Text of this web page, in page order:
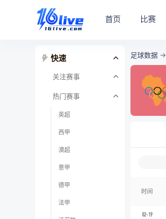
首页 比赛
快速
关注赛事
热门赛事
英超
西甲
澳超
意甲
德甲
法甲
足球数据
时间
02-19